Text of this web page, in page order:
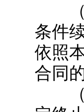
（
条件
依照
合同
（